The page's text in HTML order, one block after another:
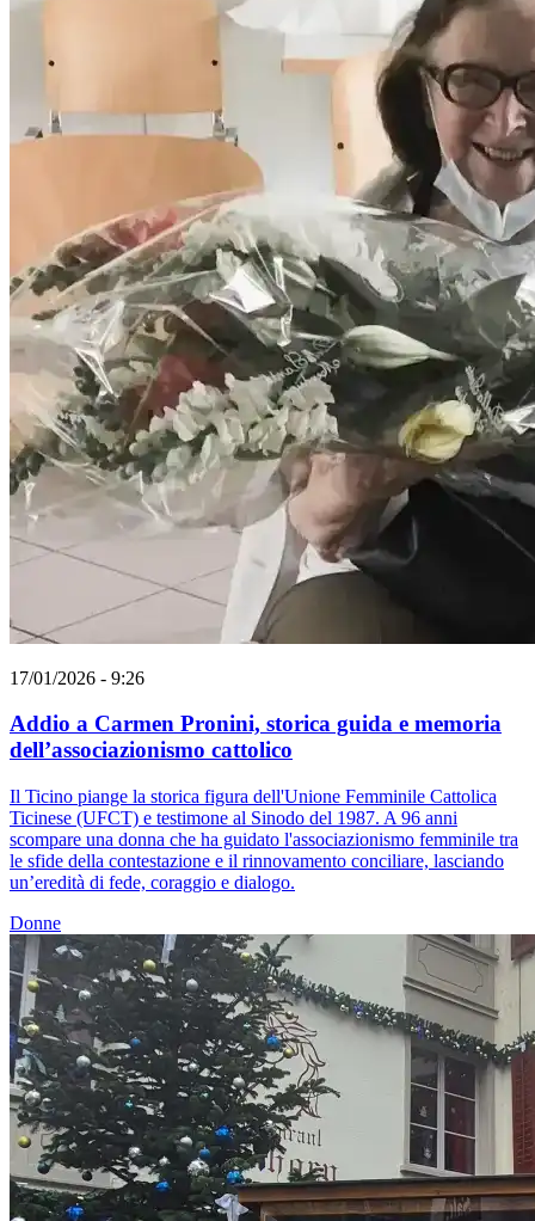
17/01/2026 - 9:26
Addio a Carmen Pronini, storica guida e memoria
dell’associazionismo cattolico
Il Ticino piange la storica figura dell'Unione Femminile Cattolica
Ticinese (UFCT) e testimone al Sinodo del 1987. A 96 anni
scompare una donna che ha guidato l'associazionismo femminile tra
le sfide della contestazione e il rinnovamento conciliare, lasciando
un’eredità di fede, coraggio e dialogo.
Donne